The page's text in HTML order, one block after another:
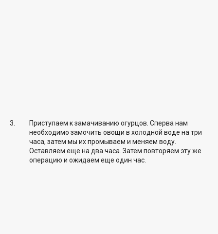
Приступаем к замачиванию огурцов. Сперва нам
необходимо замочить овощи в холодной воде на три
часа, затем мы их промываем и меняем воду.
Оставляем еще на два часа. Затем повторяем эту же
операцию и ожидаем еще один час.